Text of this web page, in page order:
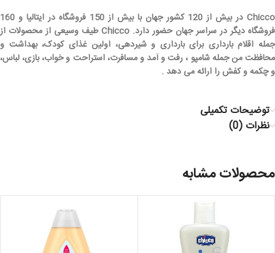
Chicco در بیش از 120 کشور جهان با بیش از 150 فروشگاه در ایتالیا و 160
فروشگاه دیگر در سراسر جهان حضور دارد. Chicco طیف وسیعی از محصولات از
جمله اقلام بارداری برای بارداری و شیردهی، اولین غذای کودک، بهداشت و
محافظت من جمله شامپو ، رفت و آمد و مسافرت، استراحت و خواب، بازی، لباس،
و چکمه و کفش را ارائه می دهد .
توضیحات تکمیلی
نظرات (0)
محصولات مشابه